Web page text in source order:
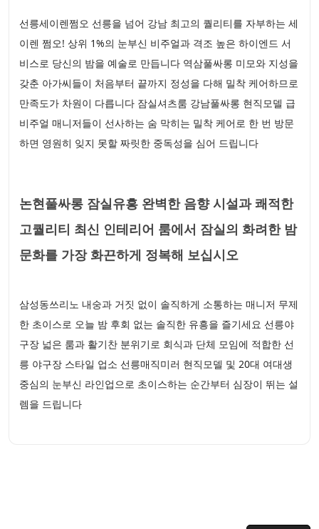
선릉세이렌쩜오 선릉을 넘어 강남 최고의 퀄리티를 자부하는 세
이렌 쩜오! 상위 1%의 눈부신 비주얼과 격조 높은 하이엔드 서
비스로 당신의 밤을 예술로 만듭니다 역삼풀싸롱 미모와 지성을
갖춘 아가씨들이 처음부터 끝까지 정성을 다해 밀착 케어하므로
만족도가 차원이 다릅니다 잠실셔츠룸 강남풀싸롱 현직모델 급
비주얼 매니저들이 선사하는 숨 막히는 밀착 케어로 한 번 방문
하면 영원히 잊지 못할 짜릿한 중독성을 심어 드립니다
논현풀싸롱 잠실유흥 완벽한 음향 시설과 쾌적한
고퀄리티 최신 인테리어 룸에서 잠실의 화려한 밤
문화를 가장 화끈하게 정복해 보십시오
삼성동쓰리노 내숭과 거짓 없이 솔직하게 소통하는 매니저 무제
한 초이스로 오늘 밤 후회 없는 솔직한 유흥을 즐기세요 선릉야
구장 넓은 룸과 활기찬 분위기로 회식과 단체 모임에 적합한 선
릉 야구장 스타일 업소 선릉매직미러 현직모델 및 20대 여대생
중심의 눈부신 라인업으로 초이스하는 순간부터 심장이 뛰는 설
렘을 드립니다